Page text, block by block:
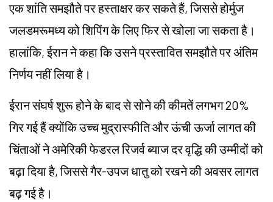
एक शांति समझौते पर हस्ताक्षर कर सकते हैं, जिससे होर्मुज
जलडमरूमध्य को शिपिंग के लिए फिर से खोला जा सकता है।
हालांकि, ईरान ने कहा कि उसने प्रस्तावित समझौते पर अंतिम
निर्णय नहीं लिया है।
ईरान संघर्ष शुरू होने के बाद से सोने की कीमतें लगभग 20%
गिर गई हैं क्योंकि उच्च मुद्रास्फीति और ऊंची ऊर्जा लागत की
चिंताओं ने अमेरिकी फेडरल रिजर्व ब्याज दर वृद्धि की उम्मीदों को
बढ़ा दिया है, जिससे गैर-उपज धातु को रखने की अवसर लागत
बढ़ गई है।